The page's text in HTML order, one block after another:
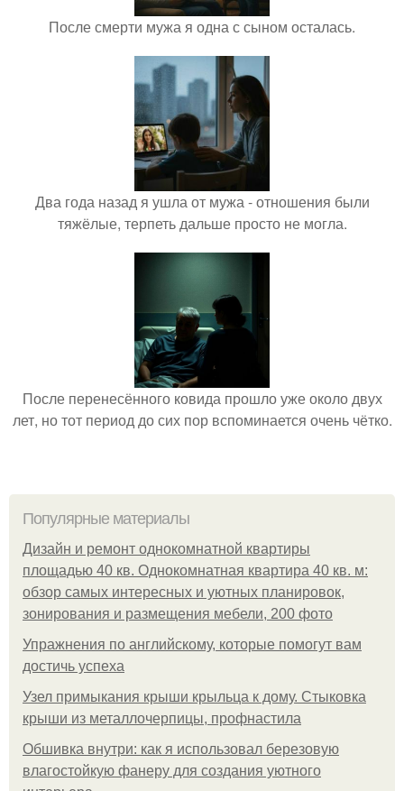
После смерти мужа я одна с сыном осталась.
Два года назад я ушла от мужа - отношения были
тяжёлые, терпеть дальше просто не могла.
После перенесённого ковида прошло уже около двух
лет, но тот период до сих пор вспоминается очень чётко.
Популярные материалы
Дизайн и ремонт однокомнатной квартиры
площадью 40 кв. Однокомнатная квартира 40 кв. м:
обзор самых интересных и уютных планировок,
зонирования и размещения мебели, 200 фото
Упражнения по английскому, которые помогут вам
достичь успеха
Узел примыкания крыши крыльца к дому. Стыковка
крыши из металлочерпицы, профнастила
Обшивка внутри: как я использовал березовую
влагостойкую фанеру для создания уютного